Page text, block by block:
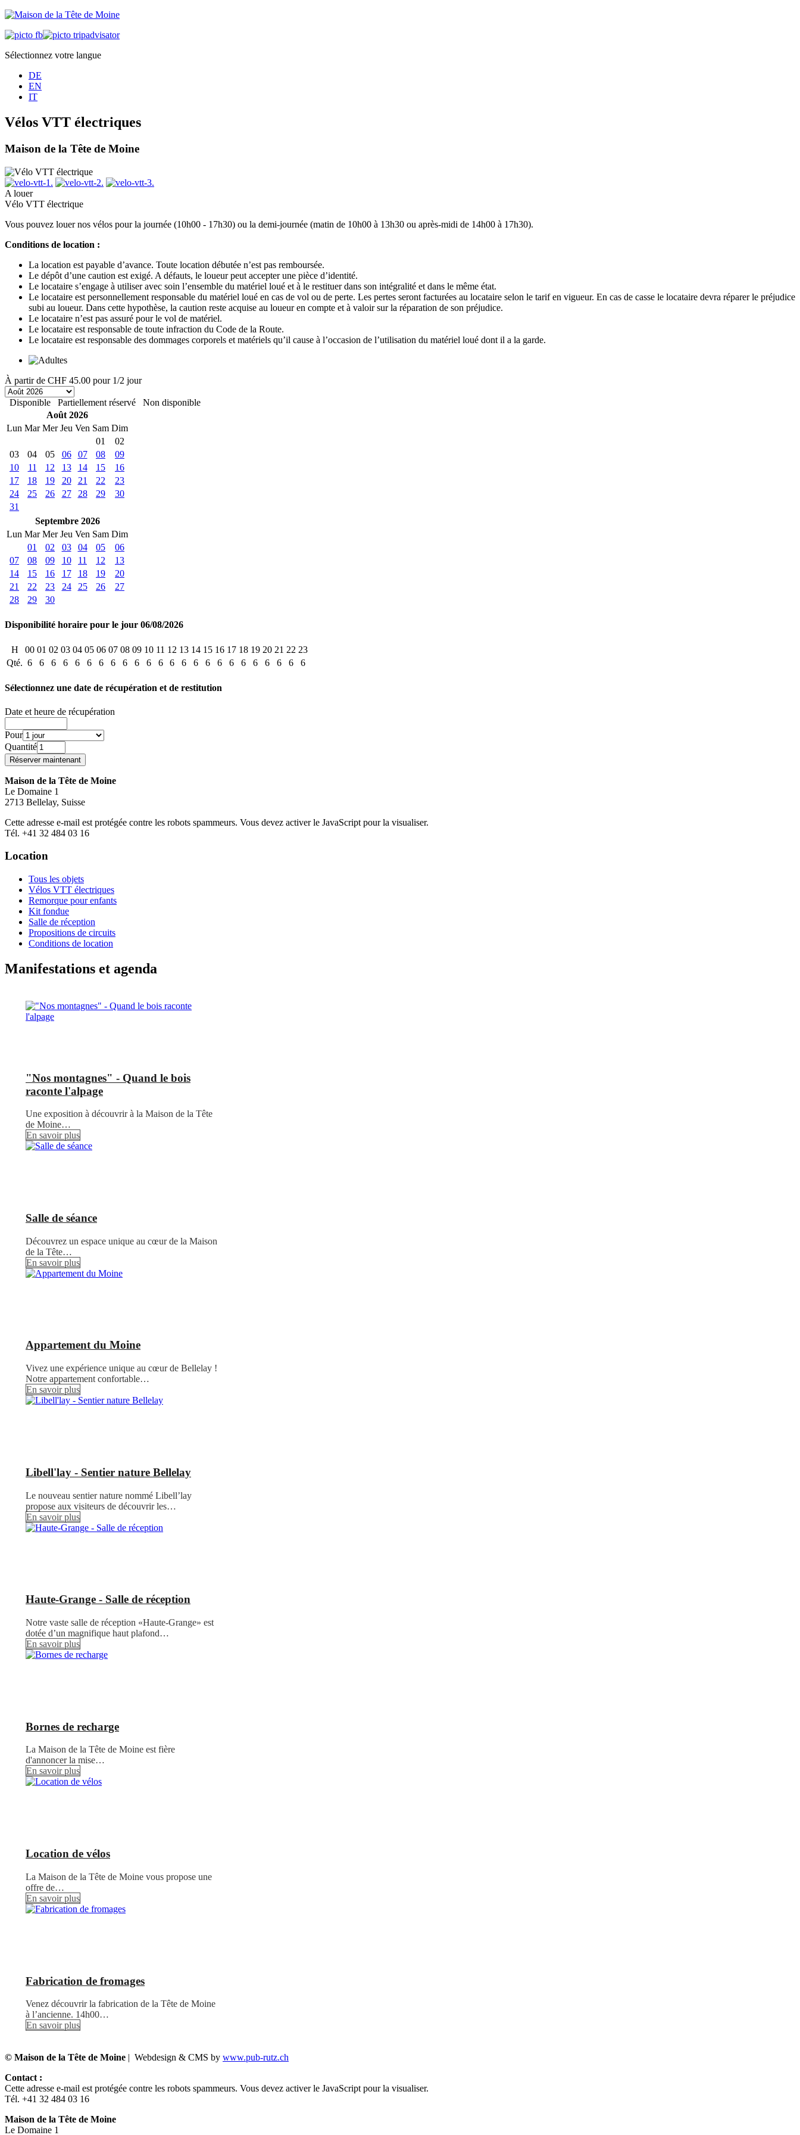
Sélectionnez votre langue
DE
EN
IT
Vélos VTT électriques
Maison de la Tête de Moine
A louer
Vélo VTT électrique
Vous pouvez louer nos vélos pour la journée (10h00 - 17h30) ou la demi-journée (matin de 10h00 à 13h30 ou après-midi de 14h00 à 17h30).
Conditions de location :
La location est payable d’avance. Toute location débutée n’est pas remboursée.
Le dépôt d’une caution est exigé. A défauts, le loueur peut accepter une pièce d’identité.
Le locataire s’engage à utiliser avec soin l’ensemble du matériel loué et à le restituer dans son intégralité et dans le même état.
Le locataire est personnellement responsable du matériel loué en cas de vol ou de perte. Les pertes seront facturées au locataire selon le tarif en vigueur. En cas de casse le locataire devra réparer le préjudice
subi au loueur. Dans cette hypothèse, la caution reste acquise au loueur en compte et à valoir sur la réparation de son préjudice.
Le locataire n’est pas assuré pour le vol de matériel.
Le locataire est responsable de toute infraction du Code de la Route.
Le locataire est responsable des dommages corporels et matériels qu’il cause à l’occasion de l’utilisation du matériel loué dont il a la garde.
À partir de CHF 45.00 pour 1/2 jour
Disponible Partiellement réservé
Non disponible
Août 2026
Lun Mar Mer Jeu Ven Sam Dim
01
02
03
04 05 06 07 08
09
10
11 12 13 14 15
16
17
18 19 20 21 22
23
24
25 26 27 28 29
30
31
Septembre 2026
Lun Mar Mer Jeu Ven Sam Dim
01
02 03 04 05
06
07
08 09 10 11 12
13
14
15 16 17 18 19
20
21
22 23 24 25 26
27
28
29 30
Disponibilité horaire pour le jour 06/08/2026
H 00 01 02 03 04 05 06 07 08 09 10 11 12 13 14 15 16 17 18 19 20 21 22 23
Qté. 6 6 6 6 6 6 6 6 6 6 6 6 6 6 6 6 6 6 6 6 6 6 6 6
Sélectionnez une date de récupération et de restitution
Date et heure de récupération
Pour
Quantité
Maison de la Tête de Moine
Le Domaine 1
2713 Bellelay, Suisse
Cette adresse e-mail est protégée contre les robots spammeurs. Vous devez activer le JavaScript pour la visualiser.
Tél. +41 32 484 03 16
Location
Tous les objets
Vélos VTT électriques
Remorque pour enfants
Kit fondue
Salle de réception
Propositions de circuits
Conditions de location
Manifestations et agenda
"Nos montagnes" - Quand le bois
raconte l'alpage
Une exposition à découvrir à la Maison de la Tête
de Moine…
En savoir plus
Salle de séance
Découvrez un espace unique au cœur de la Maison
de la Tête…
En savoir plus
Appartement du Moine
Vivez une expérience unique au cœur de Bellelay !
Notre appartement confortable…
En savoir plus
Libell'lay - Sentier nature Bellelay
Le nouveau sentier nature nommé Libell’lay
propose aux visiteurs de découvrir les…
En savoir plus
Haute-Grange - Salle de réception
Notre vaste salle de réception «Haute-Grange» est
dotée d’un magnifique haut plafond…
En savoir plus
Bornes de recharge
La Maison de la Tête de Moine est fière
d'annoncer la mise…
En savoir plus
Location de vélos
La Maison de la Tête de Moine vous propose une
offre de…
En savoir plus
Fabrication de fromages
Venez découvrir la fabrication de la Tête de Moine
à l’ancienne. 14h00…
En savoir plus
© Maison de la Tête de Moine | Webdesign & CMS by www.pub-rutz.ch
Contact :
Cette adresse e-mail est protégée contre les robots spammeurs. Vous devez activer le JavaScript pour la visualiser.
Tél. +41 32 484 03 16
Maison de la Tête de Moine
Le Domaine 1